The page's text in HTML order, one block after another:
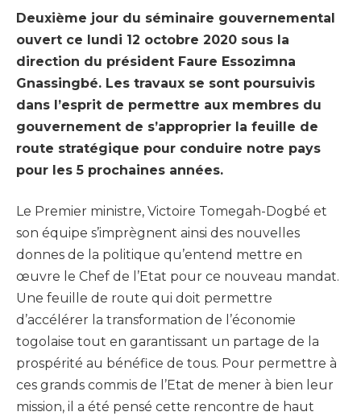
Deuxième jour du séminaire gouvernemental
ouvert ce lundi 12 octobre 2020 sous la
direction du président Faure Essozimna
Gnassingbé. Les travaux se sont poursuivis
dans l’esprit de permettre aux membres du
gouvernement de s’approprier la feuille de
route stratégique pour conduire notre pays
pour les 5 prochaines années.
Le Premier ministre, Victoire Tomegah-Dogbé et
son équipe s’imprègnent ainsi des nouvelles
donnes de la politique qu’entend mettre en
œuvre le Chef de l’Etat pour ce nouveau mandat.
Une feuille de route qui doit permettre
d’accélérer la transformation de l’économie
togolaise tout en garantissant un partage de la
prospérité au bénéfice de tous. Pour permettre à
ces grands commis de l’Etat de mener à bien leur
mission, il a été pensé cette rencontre de haut